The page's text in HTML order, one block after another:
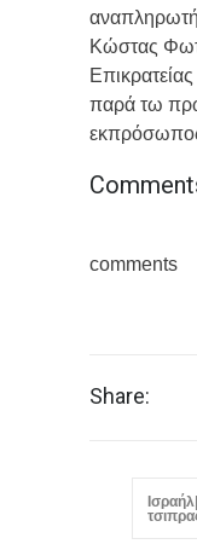
Κώστας
παρά τω
comments
Share: